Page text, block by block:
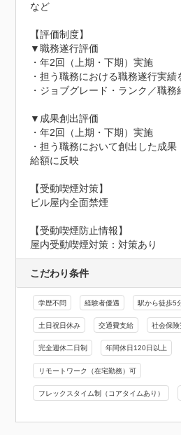
など
【評価制度】
▼職務遂行評価
・年2回（上期・下期）実施
・担う職務における職務遂行実績
・ジョブグレード・ランク／職務
▼成果創出評価
・年2回（上期・下期）実施
・担う職務において創出した成
給額に反映
【受動喫煙対策】
ビル屋内全面禁煙
【受動喫煙防止情報】
屋内受動喫煙対策：対策あり
こだわり条件
学歴不問 経験者優遇 駅から徒歩5
土日祝日休み 交通費支給 社会保険
完全週休二日制 年間休日120日以上
リモートワーク（在宅勤務）可
フレックスタイム制（コアタイムあり）